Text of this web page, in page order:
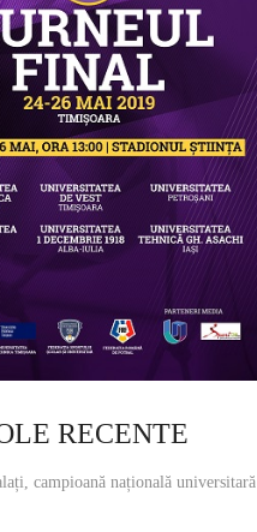
RECENTE
campioană națională universitară